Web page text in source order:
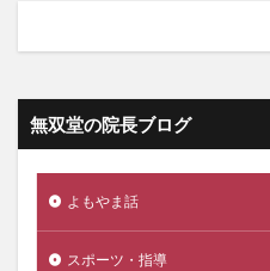
無双堂の院長ブログ
よもやま話
スポーツ・指導